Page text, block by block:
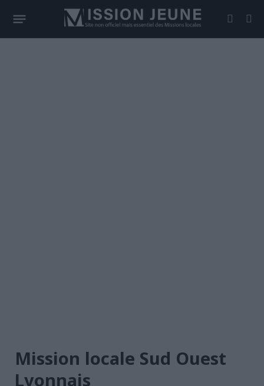
Mission locale Sud Ouest
Lyonnais